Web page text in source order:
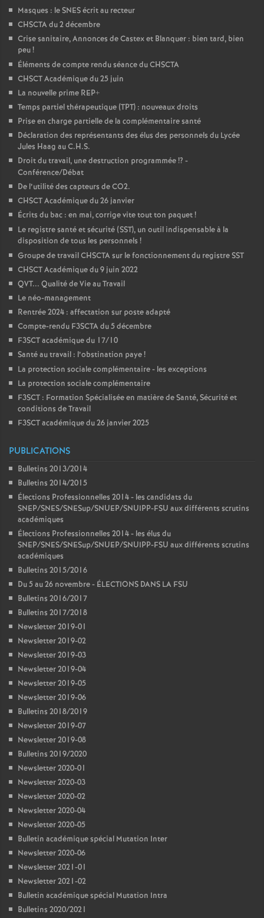
Masques : le SNES écrit au recteur
CHSCTA du 2 décembre
Crise sanitaire, Annonces de Castex et Blanquer : bien tard, bien
peu!
Éléments de compte rendu séance du CHSCTA
CHSCT Académique du 25 juin
La nouvelle prime REP+
Temps partiel thérapeutique (TPT) : nouveaux droits
Prise en charge partielle de la complémentaire santé
Déclaration des représentants des élus des personnels du Lycée
Jules Haag au C.H.S.
Droit du travail, une destruction programmée!? -
Conférence/Débat
De l’utilité des capteurs de CO2.
CHSCT Académique du 26 janvier
Écrits du bac : en mai, corrige vite tout ton paquet!
Le registre santé et sécurité (SST), un outil indispensable à la
disposition de tous les personnels !
Groupe de travail CHSCTA sur le fonctionnement du registre SST
CHSCT Académique du 9 juin 2022
QVT... Qualité de Vie au Travail
Le néo-management
Rentrée 2024 : affectation sur poste adapté
Compte-rendu F3SCTA du 5 décembre
F3SCT académique du 17/10
Santé au travail : l’obstination paye!
La protection sociale complémentaire - les exceptions
La protection sociale complémentaire
F3SCT : Formation Spécialisée en matière de Santé, Sécurité et
conditions de Travail
F3SCT académique du 26 janvier 2025
PUBLICATIONS
Bulletins 2013/2014
Bulletins 2014/2015
Élections Professionnelles 2014 - les candidats du
SNEP/SNES/SNESup/SNUEP/SNUIPP-FSU aux différents scrutins
académiques
Élections Professionnelles 2014 - les élus du
SNEP/SNES/SNESup/SNUEP/SNUIPP-FSU aux différents scrutins
académiques
Bulletins 2015/2016
Du 5 au 26 novembre - ÉLECTIONS DANS LA FSU
Bulletins 2016/2017
Bulletins 2017/2018
Newsletter 2019-01
Newsletter 2019-02
Newsletter 2019-03
Newsletter 2019-04
Newsletter 2019-05
Newsletter 2019-06
Bulletins 2018/2019
Newsletter 2019-07
Newsletter 2019-08
Bulletins 2019/2020
Newsletter 2020-01
Newsletter 2020-03
Newsletter 2020-02
Newsletter 2020-04
Newsletter 2020-05
Bulletin académique spécial Mutation Inter
Newsletter 2020-06
Newsletter 2021-01
Newsletter 2021-02
Bulletin académique spécial Mutation Intra
Bulletins 2020/2021